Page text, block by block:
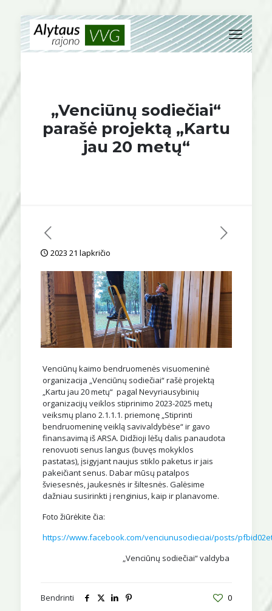
„Venciūnų sodiečiai“
parašė projektą „Kartu
jau 20 metų“
2023 21 lapkričio
Venciūnų kaimo bendruomenės visuomeninė
organizacija „Venciūnų sodiečiai“ rašė projektą
„Kartu jau 20 metų“ pagal Nevyriausybinių
organizacijų veiklos stiprinimo 2023-2025 metų
veiksmų plano 2.1.1.1. priemonę „Stiprinti
bendruomeninę veiklą savivaldybėse“ ir gavo
finansavimą iš ARSA. Didžioji lėšų dalis panaudota
renovuoti senus langus (buvęs mokyklos
pastatas), įsigyjant naujus stiklo paketus ir jais
pakeičiant senus. Dabar mūsų patalpos
šviesesnės, jaukesnės ir šiltesnės. Galėsime
dažniau susirinkti į renginius, kaip ir planavome.
Foto žiūrėkite čia:
https://www.facebook.com/venciunusodieciai/posts/
„Venciūnų sodiečiai“ valdyba
Bendrinti 0